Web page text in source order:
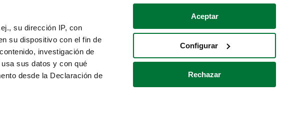
su dirección IP, con
su dispositivo con el fin de
investigación de
sus datos y con qué
desde la Declaración de
Aceptar
Configurar
Rechazar